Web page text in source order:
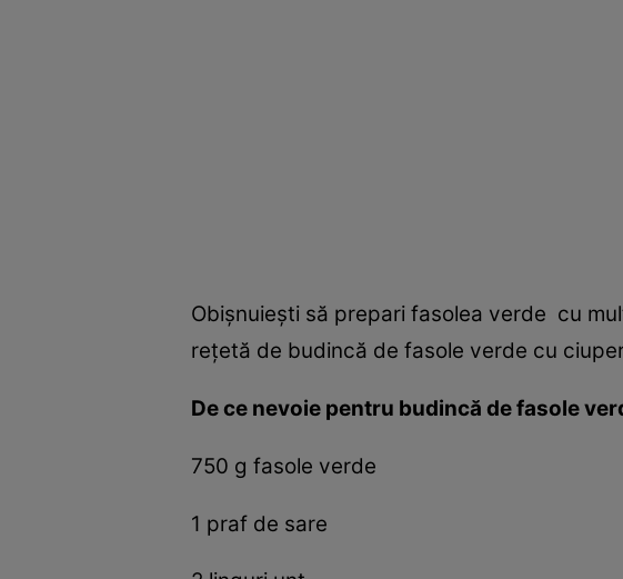
Obişnuieşti să prepari fasolea verde cu
reţetă de budincă de fasole verde cu
De ce nevoie pentru budincă de fasole
750 g fasole verde
1 praf de sare